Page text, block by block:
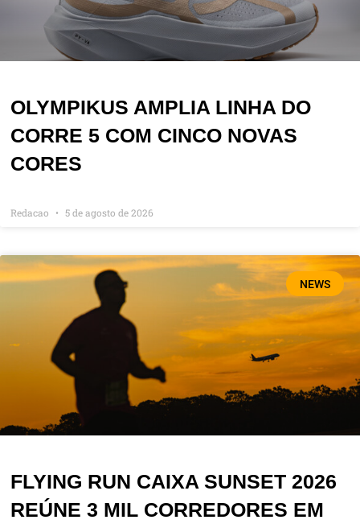
OLYMPIKUS AMPLIA LINHA DO
CORRE 5 COM CINCO NOVAS
CORES
Redacao 5 de agosto de 2026
NEWS
FLYING RUN CAIXA SUNSET 2026
REÚNE 3 MIL CORREDORES EM